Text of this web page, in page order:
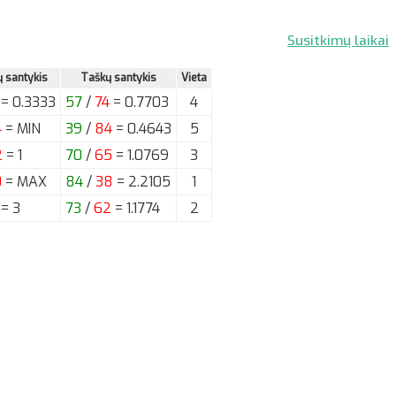
Susitkimų laikai
santykis Taškų santykis Vieta
= 0.3333 57/ 74 = 0.7703
4
= MIN 39 / 84 = 0.4643
5
= 1 70 /65 = 1.0769
3
= MAX 84/38 = 2.2105
1
= 3 73 /62 = 1.1774 2